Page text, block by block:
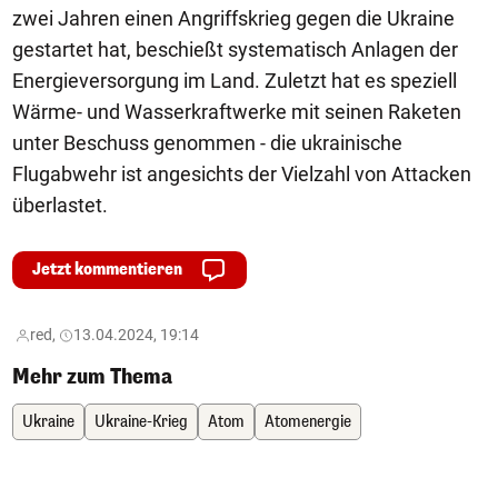
zwei Jahren einen Angriffskrieg gegen die Ukraine
gestartet hat, beschießt systematisch Anlagen der
Energieversorgung im Land. Zuletzt hat es speziell
Wärme- und Wasserkraftwerke mit seinen Raketen
unter Beschuss genommen - die ukrainische
Flugabwehr ist angesichts der Vielzahl von Attacken
überlastet.
Jetzt kommentieren
red, 13.04.2024, 19:14
Mehr zum Thema
Ukraine Ukraine-Krieg Atom Atomenergie